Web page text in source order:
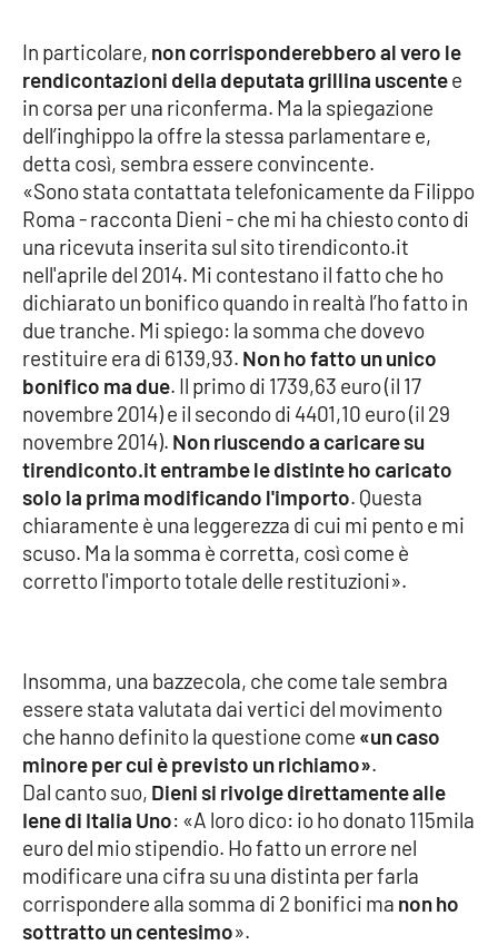
Cultura
Economia e Lavoro
Politica
Sanità
Società
Sport
RUBRICHE
Good Morning Vietnam
Parchi Marini Calabria
Leggendo Alvaro insieme
Le perfidie di Antonella Grippo
Venti di comunicazione
STREAMING
LaC TV
In particolare, non corrisponderebbero al vero le
rendicontazioni della deputata grillina uscentee
in corsa per una riconferma. Ma la spiegazione
dell’inghippo la offre la stessa parlamentare e,
detta così, sembra essere convincente.
«Sono stata contattata telefonicamente da Filippo
Roma - racconta Dieni - che mi ha chiesto conto di
una ricevuta inserita sul sito tirendiconto.it
nell'aprile del 2014. Mi contestano il fatto che ho
dichiarato un bonifico quando in realtà l’ho fatto in
due tranche. Mi spiego: la somma che dovevo
restituire era di 6139,93. Non ho fatto un unico
bonifico ma due. Il primo di 1739,63 euro (il 17
novembre 2014) e il secondo di 4401,10 euro (il 29
novembre 2014). Non riuscendo a caricare su
tirendiconto.it entrambe le distinte ho caricato
solo la prima modificando l'importo. Questa
chiaramente è una leggerezza di cui mi pento e mi
scuso. Ma la somma è corretta, così come è
corretto l'importo totale delle restituzioni».
Insomma, una bazzecola, che come tale sembra
essere stata valutata dai vertici del movimento
che hanno definito la questione come «un caso
minore per cui è previsto un richiamo».
Dal canto suo, Dieni si rivolge direttamente alle
Iene di Italia Uno: «A loro dico: io ho donato 115mila
euro del mio stipendio. Ho fatto un errore nel
modificare una cifra su una distinta per farla
corrispondere alla somma di 2 bonifici ma non ho
sottratto un centesimo».